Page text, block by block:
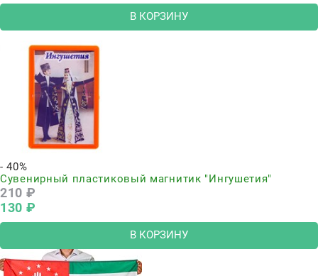
В КОРЗИНУ
- 40%
Сувенирный пластиковый магнитик "Ингушетия"
210 ₽
130 ₽
В КОРЗИНУ